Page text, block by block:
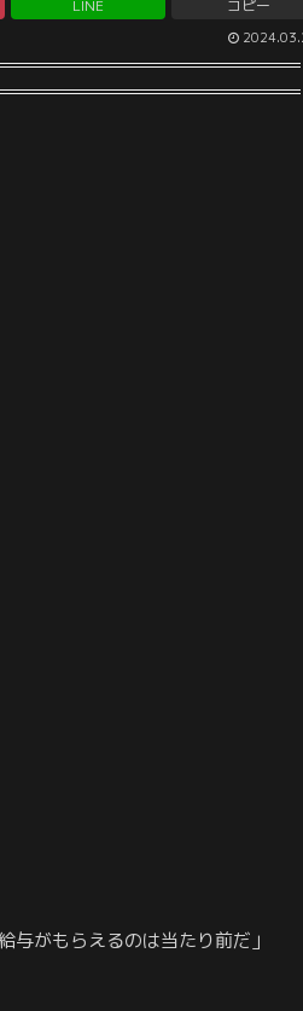
LINE コピー
与がもらえるのは当たり前だ」